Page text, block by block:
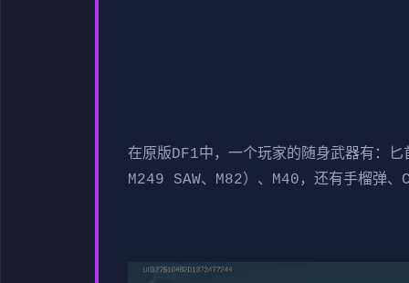
在原版DF1中，一个玩家的随身武器有：
M249 SAW、M82）、M40，还有手榴弹